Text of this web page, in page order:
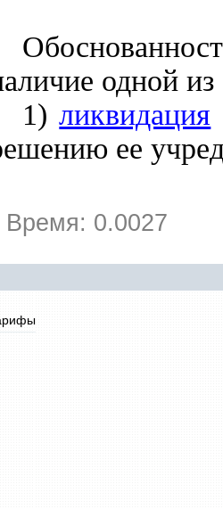
одной
1)ликвидация
ее
Время: 0.0027